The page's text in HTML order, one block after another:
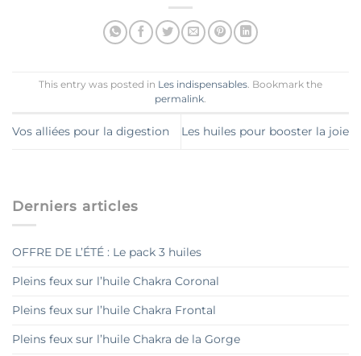
This entry was posted in Les indispensables . Bookmark the
permalink
Vos alliées pour la digestion Les huiles pour booster la joie
Derniers articles
OFFRE DE L’ÉTÉ : Le pack 3 huiles
Pleins feux sur l’huile Chakra Coronal
Pleins feux sur l’huile Chakra Frontal
Pleins feux sur l’huile Chakra de la Gorge